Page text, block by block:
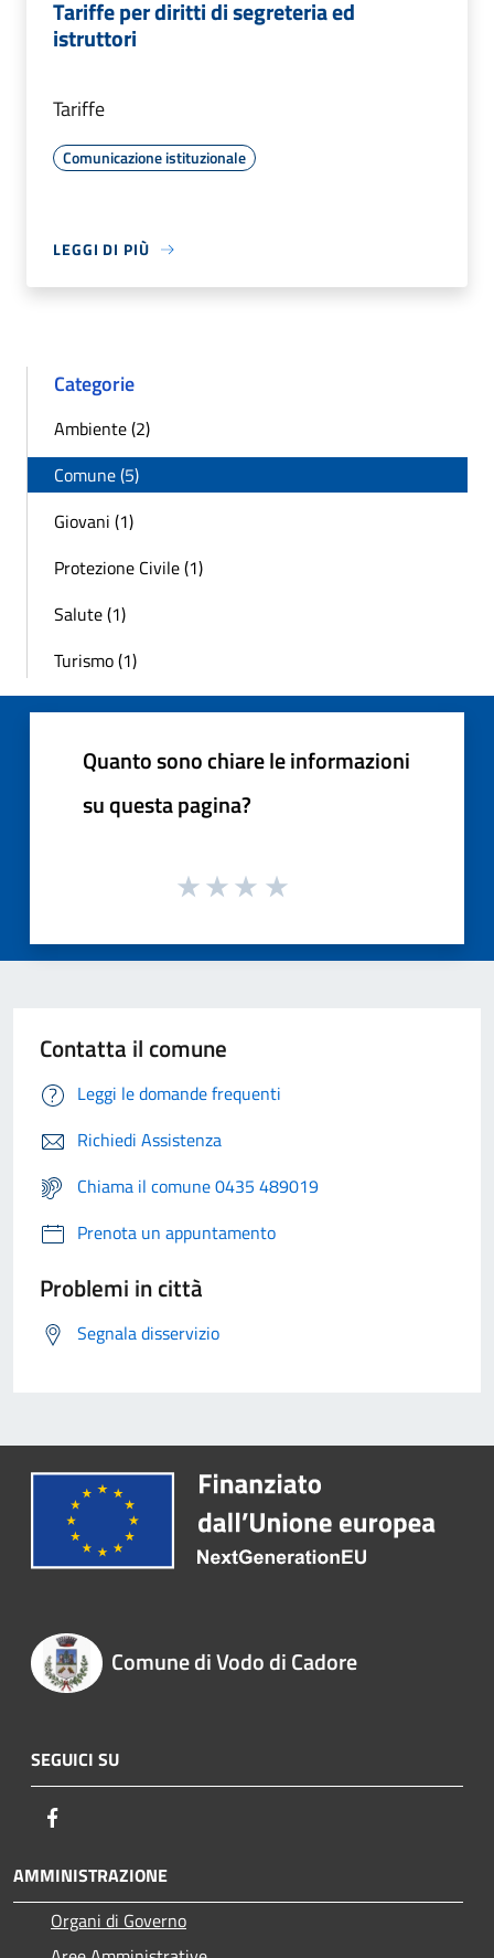
Tariffe per diritti di segreteria ed
istruttori
Tariffe
Comunicazione istituzionale
LEGGI DI PIÙ
Categorie
Ambiente (2)
Comune (5)
Giovani (1)
Protezione Civile (1)
Salute (1)
Turismo (1)
Quanto sono chiare le informazioni
su questa pagina?
Contatta il comune
Leggi le domande frequenti
Richiedi Assistenza
Chiama il comune 0435 489019
Prenota un appuntamento
Problemi in città
Segnala disservizio
Comune di Vodo di Cadore
SEGUICI SU
AMMINISTRAZIONE
Organi di Governo